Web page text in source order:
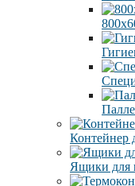
Контейнер
Ящики для